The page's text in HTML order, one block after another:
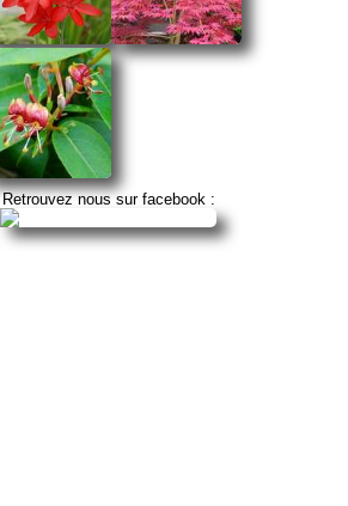
Retrouvez nous sur facebook :